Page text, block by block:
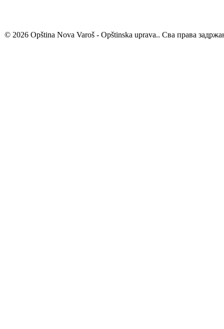
© 2026 Opština Nova Varoš - Opštinska uprava.. Сва права